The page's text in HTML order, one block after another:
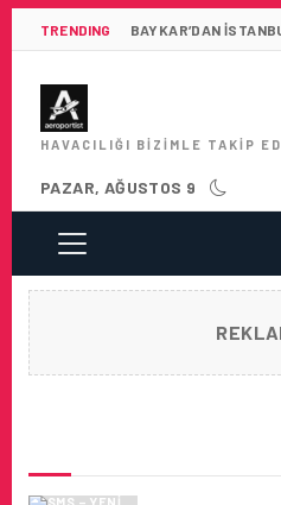
TRENDING BAYKAR’DAN
HAVACILIĞI BIZIMLE TAKIP
PAZAR, AĞUSTOS 9